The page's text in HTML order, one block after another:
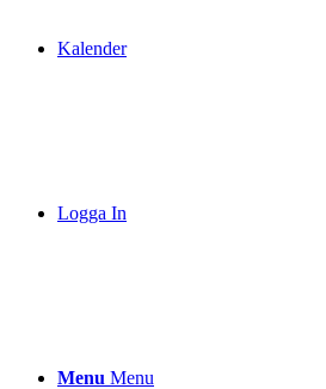
Kalender
Logga In
Menu Menu